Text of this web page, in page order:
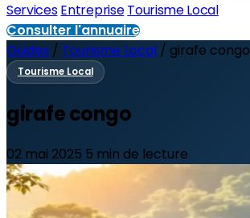
ServicesEntreprise Tourisme Local
Consulter l'annuaire
Guides / Tourisme Local / girafe congo
Tourisme Local
girafe congo
02 mai 2025 5 min de lecture